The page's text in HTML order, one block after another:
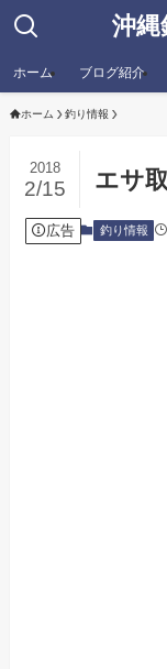
沖縄
ホーム ブログ紹介
ホーム 釣り情報
エサ
2018
2/15
広告 釣り情報